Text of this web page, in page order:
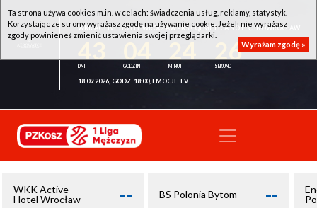
WKK ACTIVE HOTEL WROCŁAW - KSK QEMETICA NOTEĆ INOWROCŁAW
26
18.09.2026, GODZ. 18:00, EMOCJE TV
WKK Active
Hotel Wrocław
-- BS Polonia Bytom --
Ta strona używa cookies m.in. w celach: świadczenia usług, reklamy, statystyk.
Korzystając ze strony wyrażasz zgodę na używanie cookie. Jeżeli nie wyrażasz
zgody powinieneś zmienić ustawienia swojej przeglądarki.
Wyrażam zgodę »